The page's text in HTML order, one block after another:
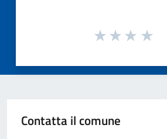
Contatta il comune